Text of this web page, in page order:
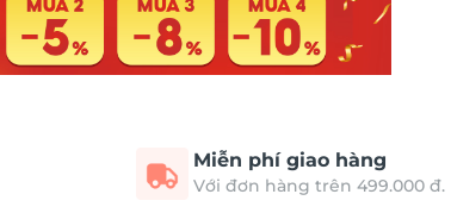
Miễn phí giao hàng
Với đơn hàng trên 499.000 đ.